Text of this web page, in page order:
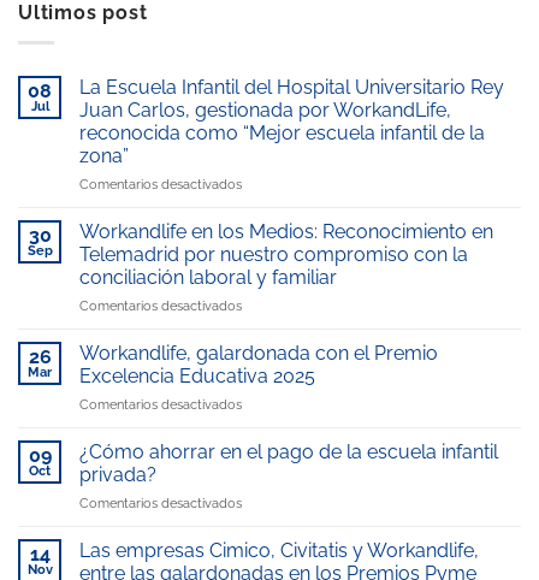
Ultimos post
08
Jul
La Escuela Infantil del Hospital Universitario Rey
Juan Carlos, gestionada por WorkandLife,
reconocida como “Mejor escuela infantil de la
zona”
Comentarios desactivadosen
Escuela
Infantil
del
Hospital
Universitario
Juan
Carlos,
gestionada
por
reconocida
escuela
de
la
30
Sep
Workandlife en los Medios: Reconocimiento en
Telemadrid por nuestro compromiso con la
conciliación laboral y familiar
Comentarios desactivadosen
en
los
Medios:
Reconocimiento
Telemadrid
compromiso
la
conciliación
26
Mar
Workandlife, galardonada con el Premio
Excelencia Educativa 2025
Comentarios desactivadosen
galardonada
Premio
Educativa
2025
09
Oct
¿Cómo ahorrar en el pago de la escuela infantil
privada?
Comentarios desactivadosen
ahorrar
14
Nov
Las empresas Cimico, Civitatis y Workandlife,
entre las galardonadas en los Premios Pyme